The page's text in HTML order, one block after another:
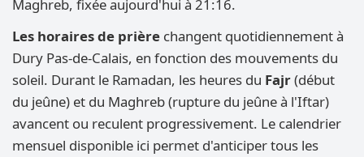
Maghreb, fixée aujourd'hui à 21:16.
Les horaires de prière changent quotidiennement à
Dury Pas-de-Calais, en fonction des mouvements du
soleil. Durant le Ramadan, les heures du Fajr(début
du jeûne) et du Maghreb (rupture du jeûne à l'Iftar)
avancent ou reculent progressivement. Le calendrier
mensuel disponible ici permet d'anticiper tous les